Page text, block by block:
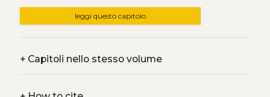
leggi questo capitolo
+Capitoli nello stesso volume